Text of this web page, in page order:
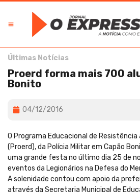
Últimas Notícias
Proerd forma mais 700
Bonito
04/12/2016
O Programa Educacional de Resistência
(Proerd), da Polícia Militar em Capão
uma grande festa no último dia 25 de
eventos da Legionários na Defesa do
A solenidade contou com apoio da
através da Secretaria Municipal de